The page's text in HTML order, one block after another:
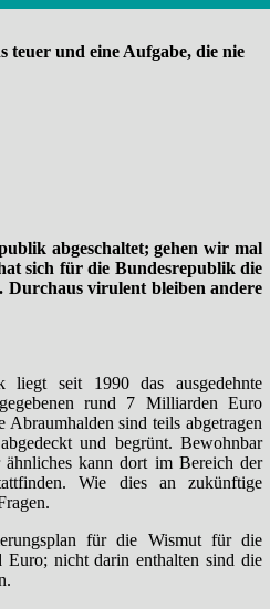
teuer und eine Aufgabe, die nie
abgeschaltet; gehen wir mal
sich für die Bundesrepublik die
Durchaus virulent bleiben andere
seit 1990 das ausgedehnte
rund 7 Milliarden Euro
Abraumhalden sind teils abgetragen
und begrünt. Bewohnbar
kann dort im Bereich der
Wie dies an zukünftige
für die Wismut für die
nicht darin enthalten sind die